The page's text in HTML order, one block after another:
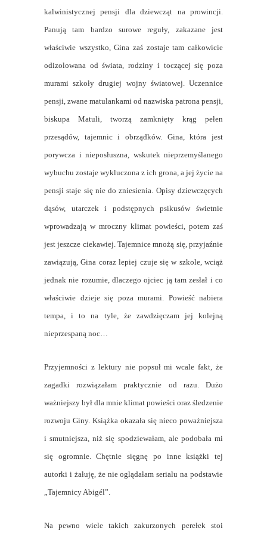
kalwinistycznej pensji dla dziewcząt na prowincji.
Panują tam bardzo surowe reguły, zakazane jest
właściwie wszystko, Gina zaś zostaje tam całkowicie
odizolowana od świata, rodziny i toczącej się poza
murami szkoły drugiej wojny światowej. Uczennice
pensji, zwane matulankami od nazwiska patrona pensji,
biskupa Matuli, tworzą zamknięty krąg pełen
przesądów, tajemnic i obrządków. Gina, która jest
porywcza i nieposłuszna, wskutek nieprzemyślanego
wybuchu zostaje wykluczona z ich grona, a jej życie na
pensji staje się nie do zniesienia. Opisy dziewczęcych
dąsów, utarczek i podstępnych psikusów świetnie
wprowadzają w mroczny klimat powieści, potem zaś
jest jeszcze ciekawiej. Tajemnice mnożą się, przyjaźnie
zawiązują, Gina coraz lepiej czuje się w szkole, wciąż
jednak nie rozumie, dlaczego ojciec ją tam zesłał i co
właściwie dzieje się poza murami. Powieść nabiera
tempa, i to na tyle, że zawdzięczam jej kolejną
nieprzespaną noc…
Przyjemności z lektury nie popsuł mi wcale fakt, że
zagadki rozwiązałam praktycznie od razu. Dużo
ważniejszy był dla mnie klimat powieści oraz śledzenie
rozwoju Giny. Książka okazała się nieco poważniejsza
i smutniejsza, niż się spodziewałam, ale podobała mi
się ogromnie. Chętnie sięgnę po inne książki tej
autorki i żałuję, że nie oglądałam serialu na podstawie
„Tajemnicy Abigél”.
Na pewno wiele takich zakurzonych perełek stoi